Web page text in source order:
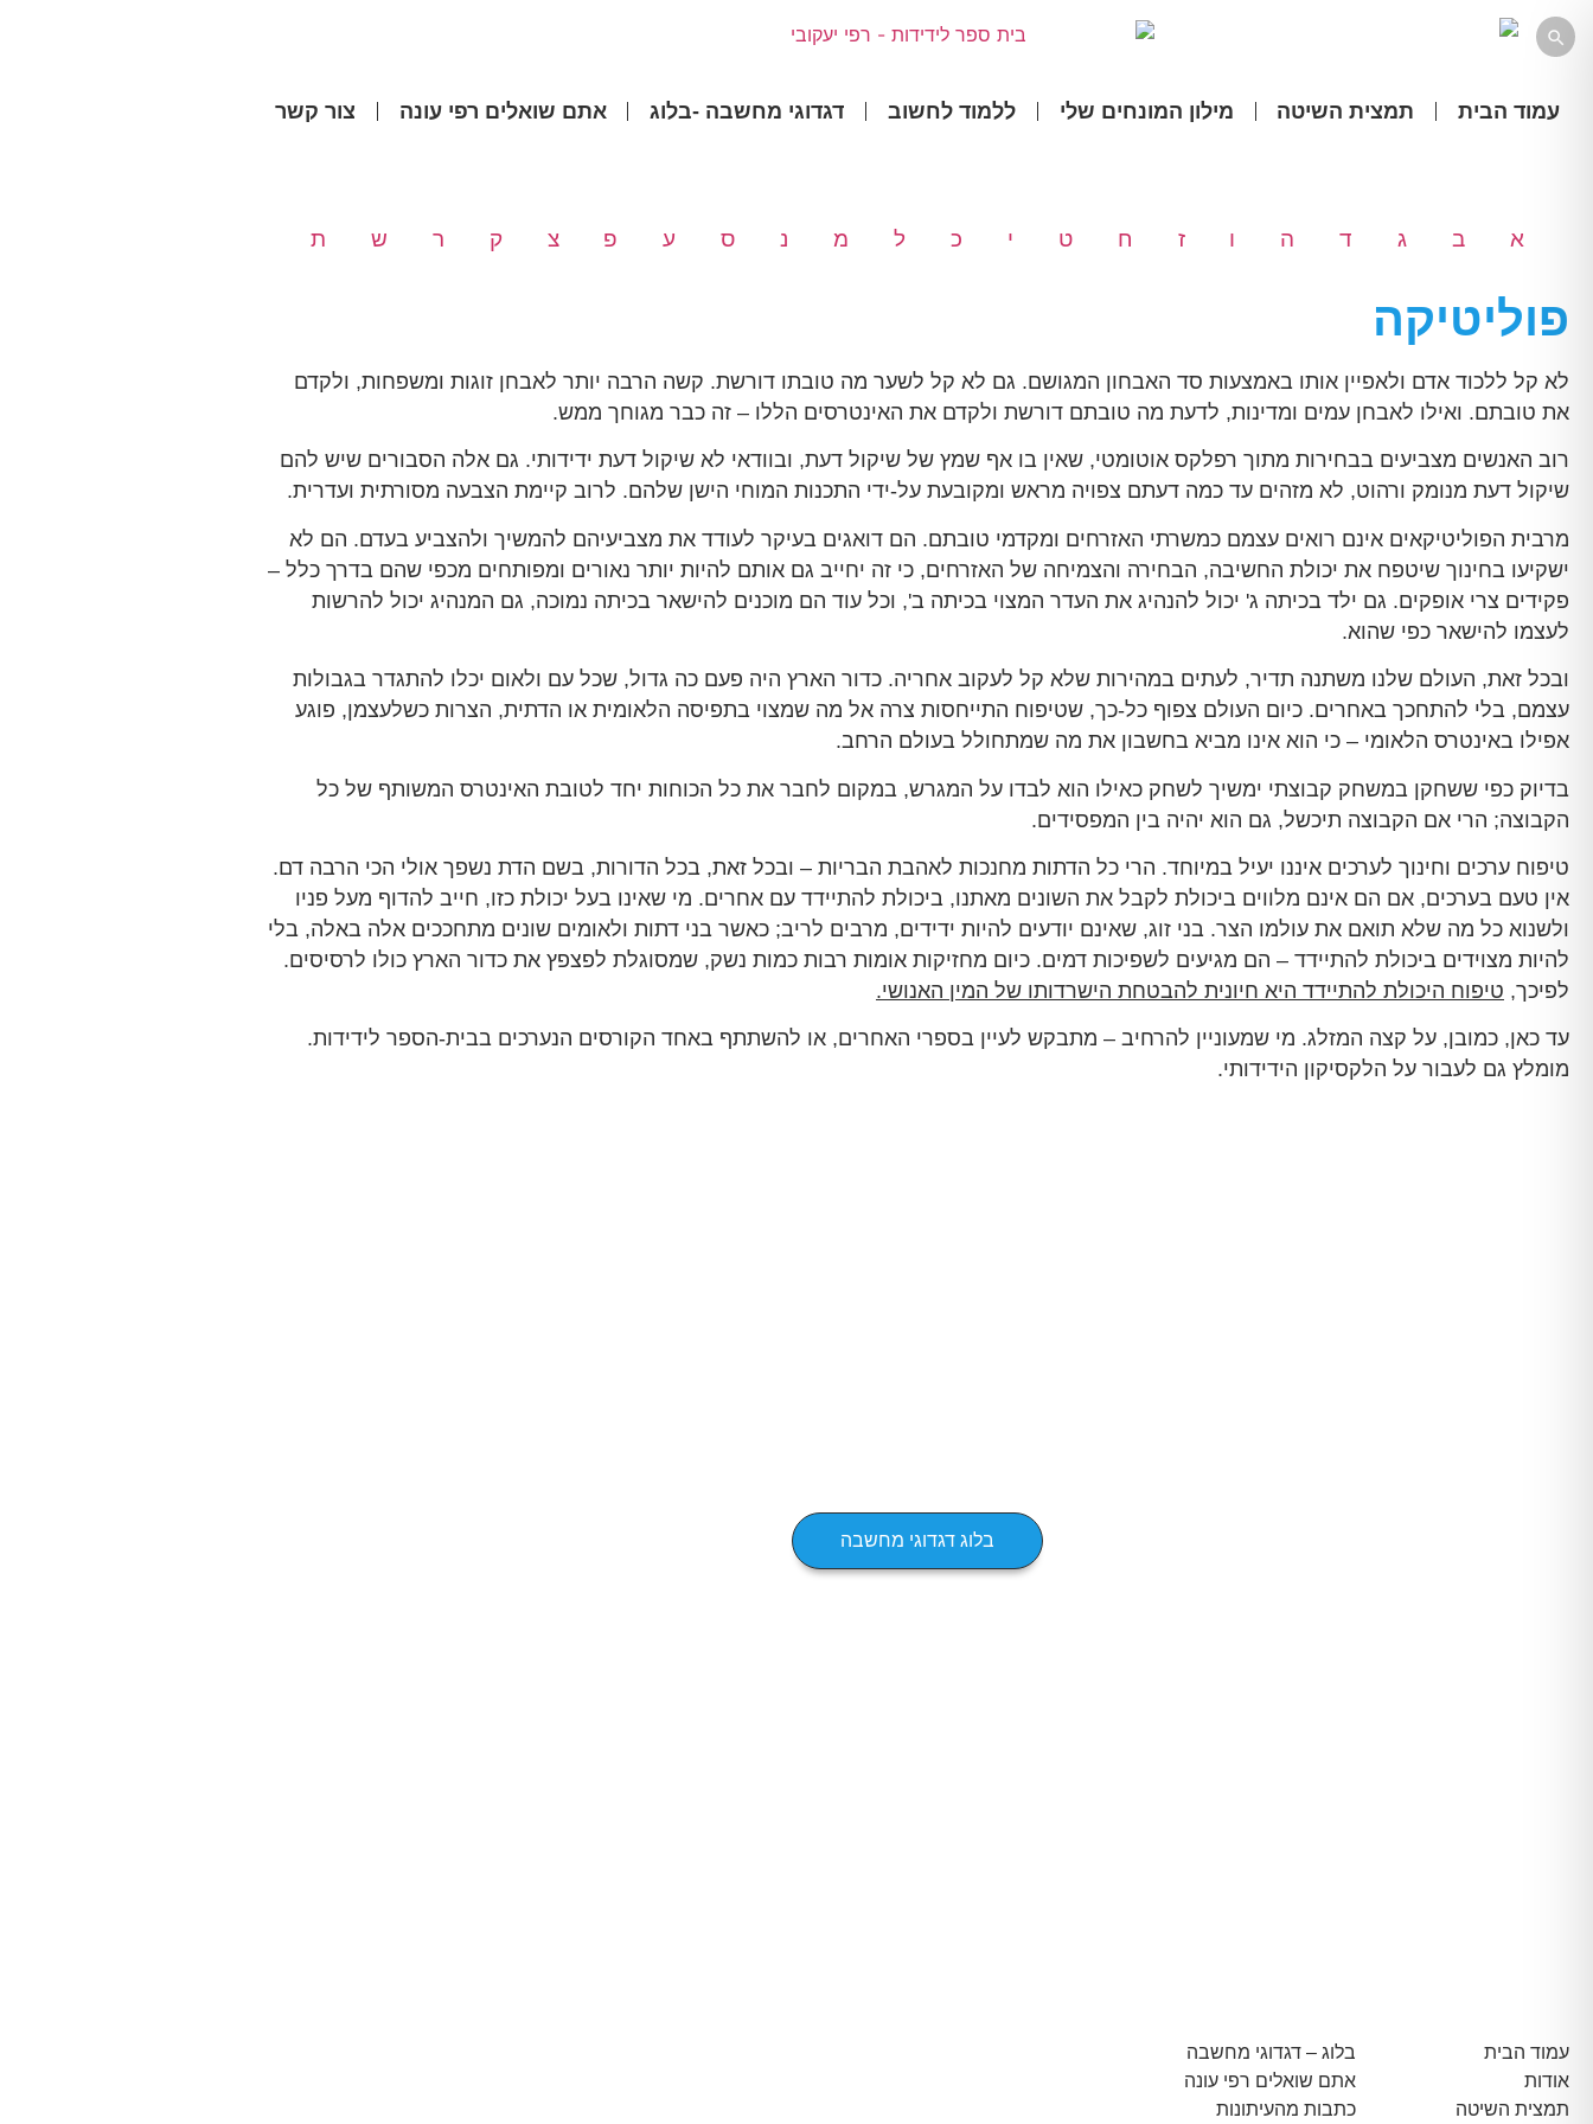
עמוד הבית תמצית השיטה מילון המונחים שלי ללמוד לחשוב דגדוגי מחשבה -בלוג אתם שואלים רפי עונה צור קשר
ת ש ר ק צ פ ע ס נ מ ל כ י ט ח ז ו ה ד ג ב א
פוליטיקה
לא קל ללכוד אדם ולאפיין אותו באמצעות סד האבחון המגושם. גם לא קל לשער מה טובתו דורשת. קשה הרבה יותר לאבחן זוגות ומשפחות, ולקדם
את טובתם. ואילו לאבחן עמים ומדינות, לדעת מה טובתם דורשת ולקדם את האינטרסים הללו – זה כבר מגוחך ממש.
רוב האנשים מצביעים בבחירות מתוך רפלקס אוטומטי, שאין בו אף שמץ של שיקול דעת, ובוודאי לא שיקול דעת ידידותי. גם אלה הסבורים שיש להם
שיקול דעת מנומק ורהוט, לא מזהים עד כמה דעתם צפויה מראש ומקובעת על-ידי התכנות המוחי הישן שלהם. לרוב קיימת הצבעה מסורתית ועדרית.
מרבית הפוליטיקאים אינם רואים עצמם כמשרתי האזרחים ומקדמי טובתם. הם דואגים בעיקר לעודד את מצביעיהם להמשיך ולהצביע בעדם. הם לא
ישקיעו בחינוך שיטפח את יכולת החשיבה, הבחירה והצמיחה של האזרחים, כי זה יחייב גם אותם להיות יותר נאורים ומפותחים מכפי שהם בדרך כלל –
פקידים צרי אופקים. גם ילד בכיתה ג' יכול להנהיג את העדר המצוי בכיתה ב', וכל עוד הם מוכנים להישאר בכיתה נמוכה, גם המנהיג יכול להרשות
לעצמו להישאר כפי שהוא.
ובכל זאת, העולם שלנו משתנה תדיר, לעתים במהירות שלא קל לעקוב אחריה. כדור הארץ היה פעם כה גדול, שכל עם ולאום יכלו להתגדר בגבולות
עצמם, בלי להתחכך באחרים. כיום העולם צפוף כל-כך, שטיפוח התייחסות צרה אל מה שמצוי בתפיסה הלאומית או הדתית, הצרות כשלעצמן, פוגע
אפילו באינטרס הלאומי – כי הוא אינו מביא בחשבון את מה שמתחולל בעולם הרחב.
בדיוק כפי ששחקן במשחק קבוצתי ימשיך לשחק כאילו הוא לבדו על המגרש, במקום לחבר את כל הכוחות יחד לטובת האינטרס המשותף של כל
הקבוצה; הרי אם הקבוצה תיכשל, גם הוא יהיה בין המפסידים.
טיפוח ערכים וחינוך לערכים איננו יעיל במיוחד. הרי כל הדתות מחנכות לאהבת הבריות – ובכל זאת, בכל הדורות, בשם הדת נשפך אולי הכי הרבה דם.
אין טעם בערכים, אם הם אינם מלווים ביכולת לקבל את השונים מאתנו, ביכולת להתיידד עם אחרים. מי שאינו בעל יכולת כזו, חייב להדוף מעל פניו
ולשנוא כל מה שלא תואם את עולמו הצר. בני זוג, שאינם יודעים להיות ידידים, מרבים לריב; כאשר בני דתות ולאומים שונים מתחככים אלה באלה, בלי
להיות מצוידים ביכולת להתיידד – הם מגיעים לשפיכות דמים. כיום מחזיקות אומות רבות כמות נשק, שמסוגלת לפצפץ את כדור הארץ כולו לרסיסים.
לפיכך, טיפוח היכולת להתיידד היא חיונית להבטחת הישרדותו של המין האנושי.
עד כאן, כמובן, על קצה המזלג. מי שמעוניין להרחיב – מתבקש לעיין בספרי האחרים, או להשתתף באחד הקורסים הנערכים בבית-הספר לידידות.
מומלץ גם לעבור על הלקסיקון הידידותי.
בלוג דגדוגי מחשבה
עמוד הבית
אודות
תמצית השיטה
בלוג – דגדוגי מחשבה
אתם שואלים רפי עונה
כתבות מהעיתונות
